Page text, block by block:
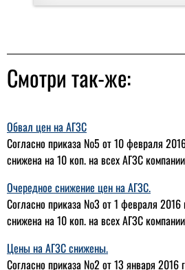
Смотри так-же:
Обвал цен на АГЗС
Согласно приказа №5 от 10 февраля
снижена на 10 коп. на всех АГЗС
Очередное снижение цен на АГЗС.
Согласно приказа №3 от 1 февраля 2016
снижена на 10 коп. на всех АГЗС
Цены на АГЗС снижены.
Согласно приказа №2 от 13 января 2016